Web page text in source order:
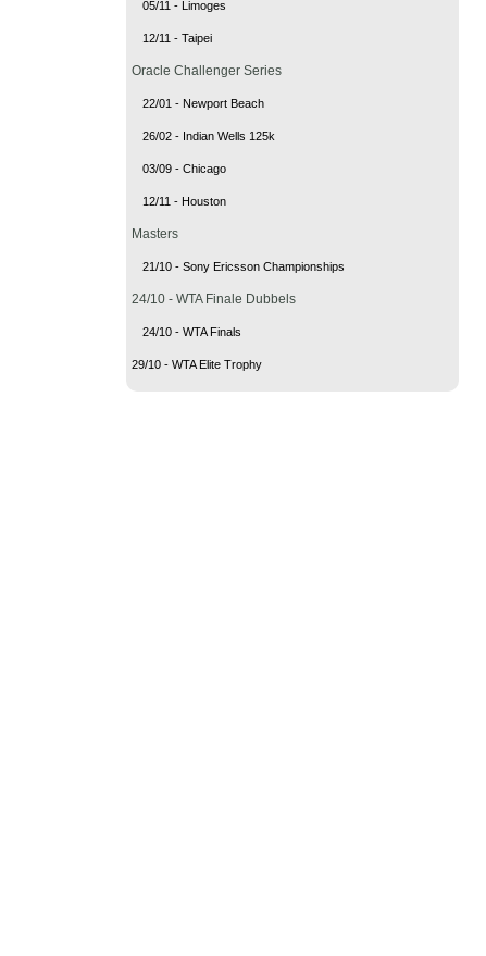
05/11 - Limoges
12/11 - Taipei
Oracle Challenger Series
22/01 - Newport Beach
26/02 - Indian Wells 125k
03/09 - Chicago
12/11 - Houston
Masters
21/10 - Sony Ericsson Championships
24/10 - WTA Finale Dubbels
24/10 - WTA Finals
29/10 - WTA Elite Trophy